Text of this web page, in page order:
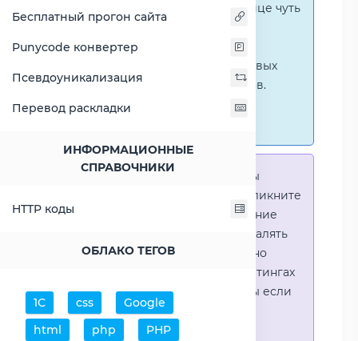
Бесплатный прогон сайта
Punycode конвертер
Псевдоуникализация
Перевод раскладки
ИНФОРМАЦИОННЫЕ
СПРАВОЧНИКИ
HTTP коды
ОБЛАКО ТЕГОВ
1С css
Google
html
php
PHP
На этой странице чуть
графические сравнения
количественных и числовых
параметров процессоров.
Перейти к наглядным
Справка:Для того что-бы
выделить процессор - кликните
на его название. Выделение
позволяет выборочно удалять
процессоры или наглядно
видеть результаты в рейтингах
(Во избежении путаницы если
в таблице несколько
процессоров)